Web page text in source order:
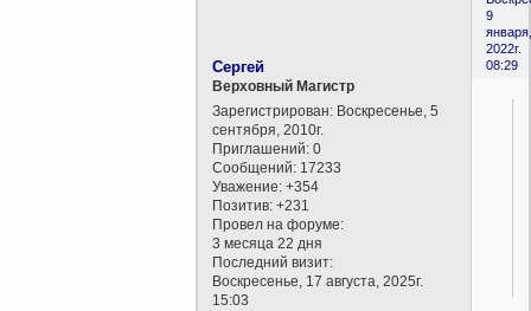
9
января,
2022г.
08:29
Сергей
Верховный Магистр
Зарегистрирован: Воскресенье, 5
сентября, 2010г.
Приглашений: 0
Сообщений: 17233
Уважение: +354
Позитив: +231
Провел на форуме:
3 месяца 22 дня
Последний визит:
Воскресенье, 17 августа, 2025г.
15:03